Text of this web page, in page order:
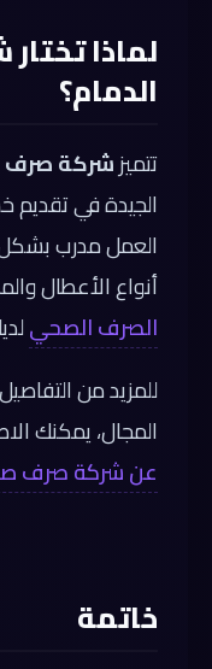
لماذا
الدمام؟
تتميزشركة صرف
الجيدة في
العمل مدرب
أنواع الأعطال
الصرف الصحي
للمزيد من
المجال، يمكنك
عن شركة صرف
خاتمة